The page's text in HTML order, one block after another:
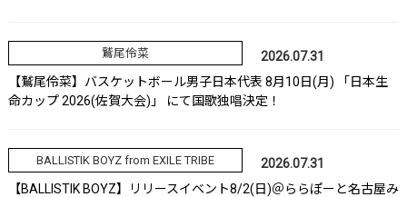
鷲尾伶菜
2026.07.31
【鷲尾伶菜】バスケットボール男子日本代表 8月10日(月) 「日本生
命カップ 2026(佐賀大会)」 にて国歌独唱決定！
BALLISTIK BOYZ from EXILE TRIBE
2026.07.31
【BALLISTIK BOYZ】リリースイベント8/2(日)＠ららぽーと名古屋み